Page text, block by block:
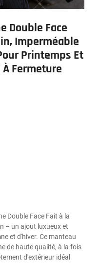
Double Face
Imperméable
Printemps Et
Fermeture
Double Face Fait à la
– un ajout luxueux et
et d'hiver. Ce manteau
de haute qualité, à la fois
d'extérieur idéal